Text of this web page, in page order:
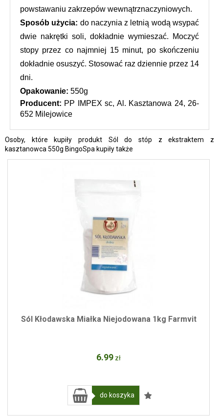
powstawaniu zakrzepów wewnątrznaczyniowych.
Sposób użycia: do naczynia z letnią wodą wsypać
dwie nakrętki soli, dokładnie wymieszać. Moczyć
stopy przez co najmniej 15 minut, po skończeniu
dokładnie osuszyć. Stosować raz dziennie przez 14
dni.
Opakowanie: 550g
Producent: PP IMPEX sc, Al. Kasztanowa 24, 26-
652 Milejowice
Osoby, które kupiły produkt Sól do stóp z ekstraktem z
kasztanowca 550g BingoSpa kupiły także
Sól Kłodawska Miałka Niejodowana 1kg Farmvit
6.99 zł
do koszyka